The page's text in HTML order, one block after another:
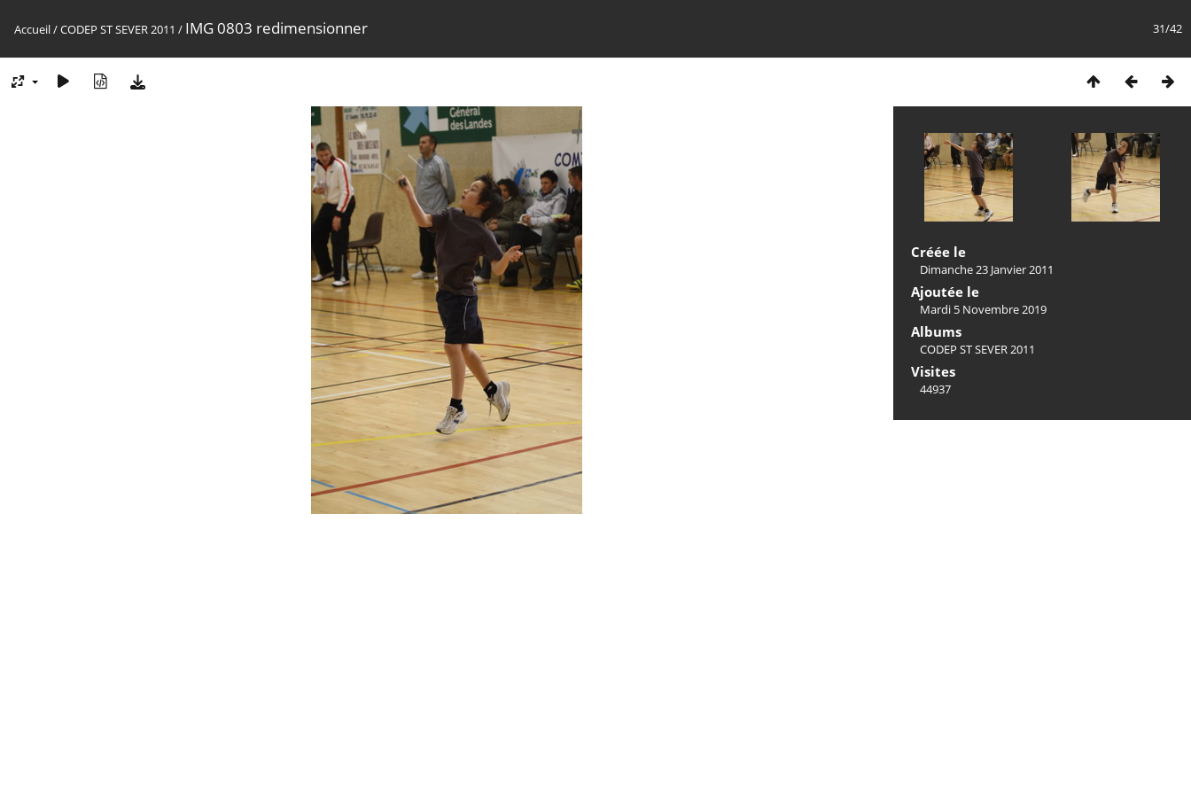
31/42
Accueil/CODEP ST SEVER 2011 / IMG 0803 redimensionner
Créée le
Dimanche 23 Janvier 2011
Ajoutée le
Mardi 5 Novembre 2019
Albums
CODEP ST SEVER 2011
Visites
44937